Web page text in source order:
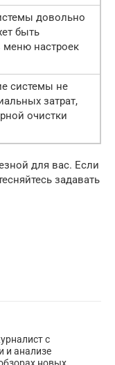
довольно
быть
настроек
системы не
затрат,
очистки
для вас. Если
задавать
с
и анализе